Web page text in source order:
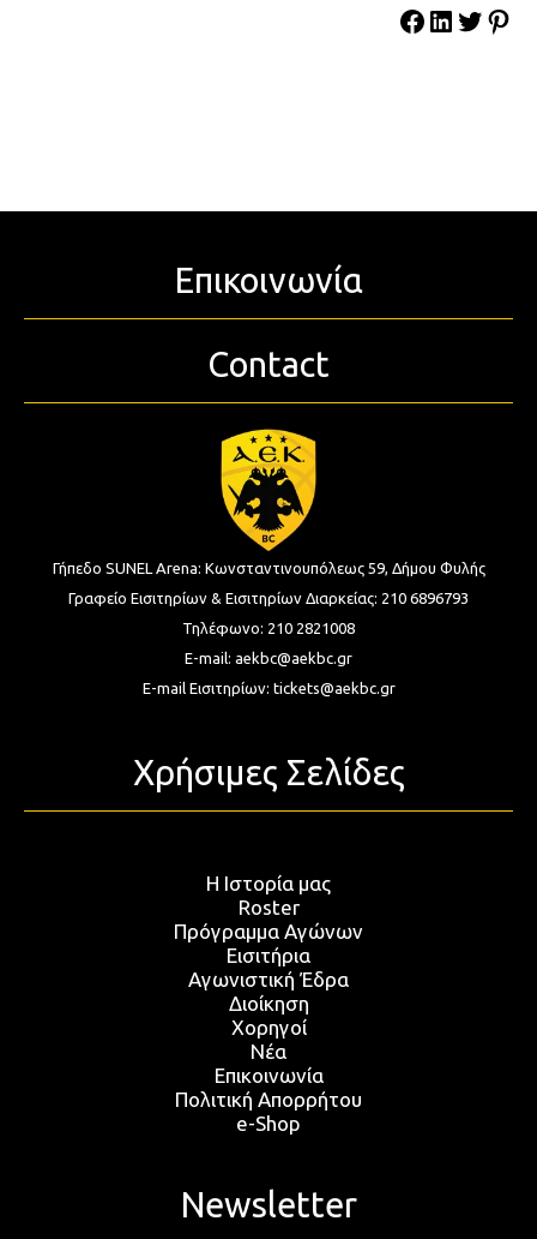
Επικοινωνία
Contact
Γήπεδο SUNEL Arena: Κωνσταντινουπόλεως 59, Δήμου Φυλής
Γραφείο Εισιτηρίων & Εισιτηρίων Διαρκείας: 210 6896793
Τηλέφωνο: 210 2821008
E-mail: aekbc@aekbc.gr
E-mail Εισιτηρίων: tickets@aekbc.gr
Χρήσιμες Σελίδες
Η Ιστορία μας
Roster
Πρόγραμμα Αγώνων
Εισιτήρια
Αγωνιστική Έδρα
Διοίκηση
Χορηγοί
Νέα
Επικοινωνία
Πολιτική Απορρήτου
e-Shop
Newsletter